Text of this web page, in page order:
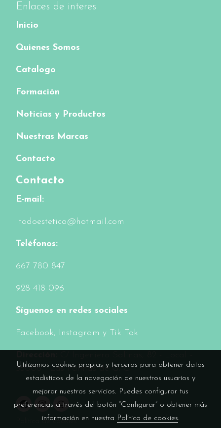
Enlaces de interes
Inicio
Quienes Somos
Catalogo
Formación
Noticias y Productos
Nuestras Marcas
Contacto
Contacto
E-mail:
todoestetica@hotmail.com
Teléfonos:
667 780 847
928 418 096
Síguenos en redes sociales
Facebook, Instagram y Tik Tok
35006 - Las Palmas de G. C.
Política de cookies
Utilizamos cookies propias y terceros para obtener datos
estadísticos de la navegación de nuestros usuarios y
mejorar nuestros servicios. Puedes configurar tus
preferencias a través del botón “Configurar” o obtener más
información en nuestra Política de cookies.